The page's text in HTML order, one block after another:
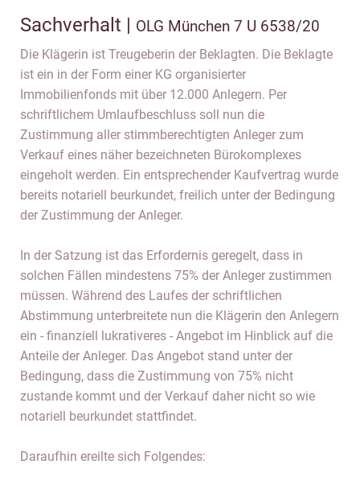
Sachverhalt | OLG München 7 U 6538/20
Die Klägerin ist Treugeberin der Beklagten. Die Beklagte
ist ein in der Form einer KG organisierter
Immobilienfonds mit über 12.000 Anlegern. Per
schriftlichem Umlaufbeschluss soll nun die
Zustimmung aller stimmberechtigten Anleger zum
Verkauf eines näher bezeichneten Bürokomplexes
eingeholt werden. Ein entsprechender Kaufvertrag wurde
bereits notariell beurkundet, freilich unter der Bedingung
der Zustimmung der Anleger.
In der Satzung ist das Erfordernis geregelt, dass in
solchen Fällen mindestens 75% der Anleger zustimmen
müssen. Während des Laufes der schriftlichen
Abstimmung unterbreitete nun die Klägerin den Anlegern
ein - finanziell lukrativeres - Angebot im Hinblick auf die
Anteile der Anleger. Das Angebot stand unter der
Bedingung, dass die Zustimmung von 75% nicht
zustande kommt und der Verkauf daher nicht so wie
notariell beurkundet stattfindet.
Daraufhin ereilte sich Folgendes: